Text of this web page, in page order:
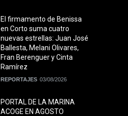
El firmamento de Benissa
en Corto suma cuatro
nuevas estrellas: Juan José
Ballesta, Melani Olivares,
Fran Berenguer y Cinta
Ramírez
REPORTAJES 03/08/2026
PORTAL DE LA MARINA
ACOGE EN AGOSTO